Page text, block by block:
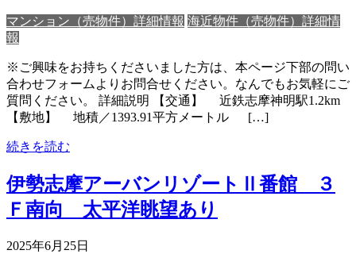
マンション（売物件）詳細情報 海近物件（売物件）詳細情
報
※ご興味をお持ちくださいました方は、本ページ下部の問い
合わせフォームよりお問合せください。なんでもお気軽にご
質問ください。 詳細説明 【交通】 近鉄志摩神明駅1.2km
【敷地】 地積／1393.91平方メートル […]
続きを読む
伊勢志摩アーバンリゾートⅡ番館 ３
Ｆ南向 太平洋眺望あり
2025年6月25日